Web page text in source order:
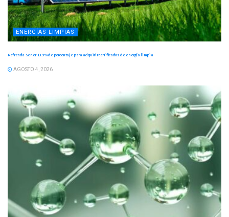
ENERGÍAS LIMPIAS
Refrenda Sener 13.9 % de porcentaje para adquirir certificados de energía limpia
AGOSTO 4, 2026